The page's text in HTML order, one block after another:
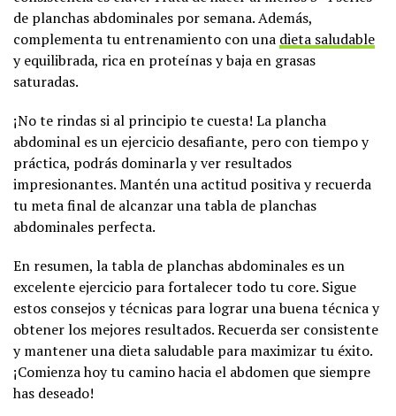
de planchas abdominales por semana. Además,
complementa tu entrenamiento con una dieta saludable
y equilibrada, rica en proteínas y baja en grasas
saturadas.
¡No te rindas si al principio te cuesta! La plancha
abdominal es un ejercicio desafiante, pero con tiempo y
práctica, podrás dominarla y ver resultados
impresionantes. Mantén una actitud positiva y recuerda
tu meta final de alcanzar una tabla de planchas
abdominales perfecta.
En resumen, la tabla de planchas abdominales es un
excelente ejercicio para fortalecer todo tu core. Sigue
estos consejos y técnicas para lograr una buena técnica y
obtener los mejores resultados. Recuerda ser consistente
y mantener una dieta saludable para maximizar tu éxito.
¡Comienza hoy tu camino hacia el abdomen que siempre
has deseado!